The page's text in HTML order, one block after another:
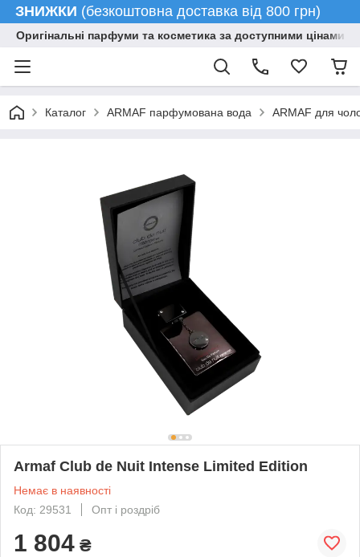
ЗНИЖКИ (безкоштовна доставка від 800 грн)
Оригінальні парфуми та косметика за доступними цінами
Каталог ARMAF парфумована вода ARMAF для
Armaf Club de Nuit Intense Limited Edition
Немає в наявності
Код: 29531
Опт і роздріб
1 804 ₴